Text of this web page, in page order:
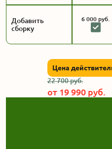
Добавить
сборку
6 000 руб.
Цена
22 700руб.
от 19 990руб.